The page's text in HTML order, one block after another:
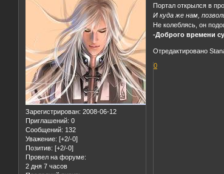
Зарегистрирован: 2008-06-12
Приглашений: 0
Сообщений: 132
Уважение: [+2/-0]
Позитив: [+2/-0]
Провел на форуме:
2 дня 7 часов
Портал открылся в
И куда же нам,
Не колеблясь, он
-Доброго времени
Отредактировано
0